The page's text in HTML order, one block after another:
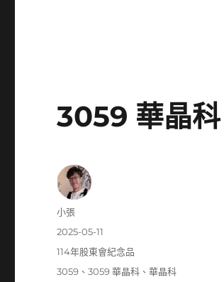
3059 華晶科
作
小張
發
期:
2025-05-11
分
114年股東會紀念品
標
3059 、3059 華晶科 、華晶科